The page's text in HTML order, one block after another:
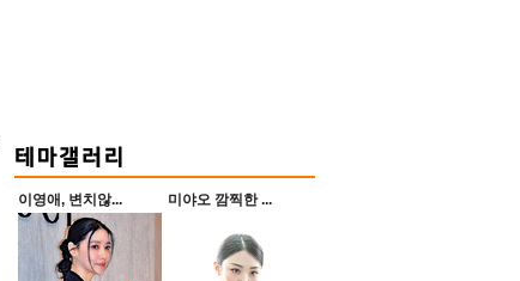
이영애, 변치않... 미야오 깜찍한 ...